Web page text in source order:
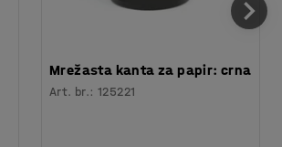
Mrežasta kanta za papir: crna
Art. br.:125221